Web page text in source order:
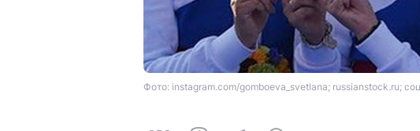
Фото: instagram.com/gomboeva_svetlana; russianstock.ru;